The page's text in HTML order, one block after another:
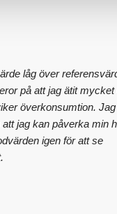
låg över
på att jag ätit mycket
överkonsumtion.
jag kan påverka min
igen för att se